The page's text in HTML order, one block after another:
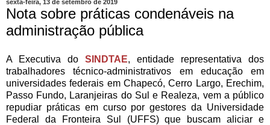
sexta-feira, 13 de setembro de 2019
Nota sobre práticas condenáveis na
administração pública
A Executiva do SINDTAE, entidade representativa dos
trabalhadores técnico-administrativos em educação em
universidades federais em Chapecó, Cerro Largo, Erechim,
Passo Fundo, Laranjeiras do Sul e Realeza, vem a público
repudiar práticas em curso por gestores da Universidade
Federal da Fronteira Sul (UFFS) que buscam aliciar e